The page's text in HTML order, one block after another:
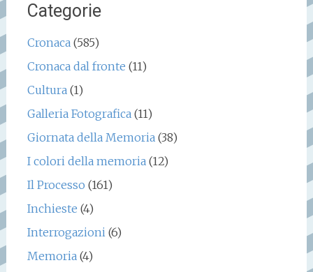
Categorie
Cronaca(585)
Cronaca dal fronte (11)
Cultura(1)
Galleria Fotografica(11)
Giornata della Memoria(38)
I colori della memoria(12)
Il Processo (161)
Inchieste (4)
Interrogazioni(6)
Memoria(4)